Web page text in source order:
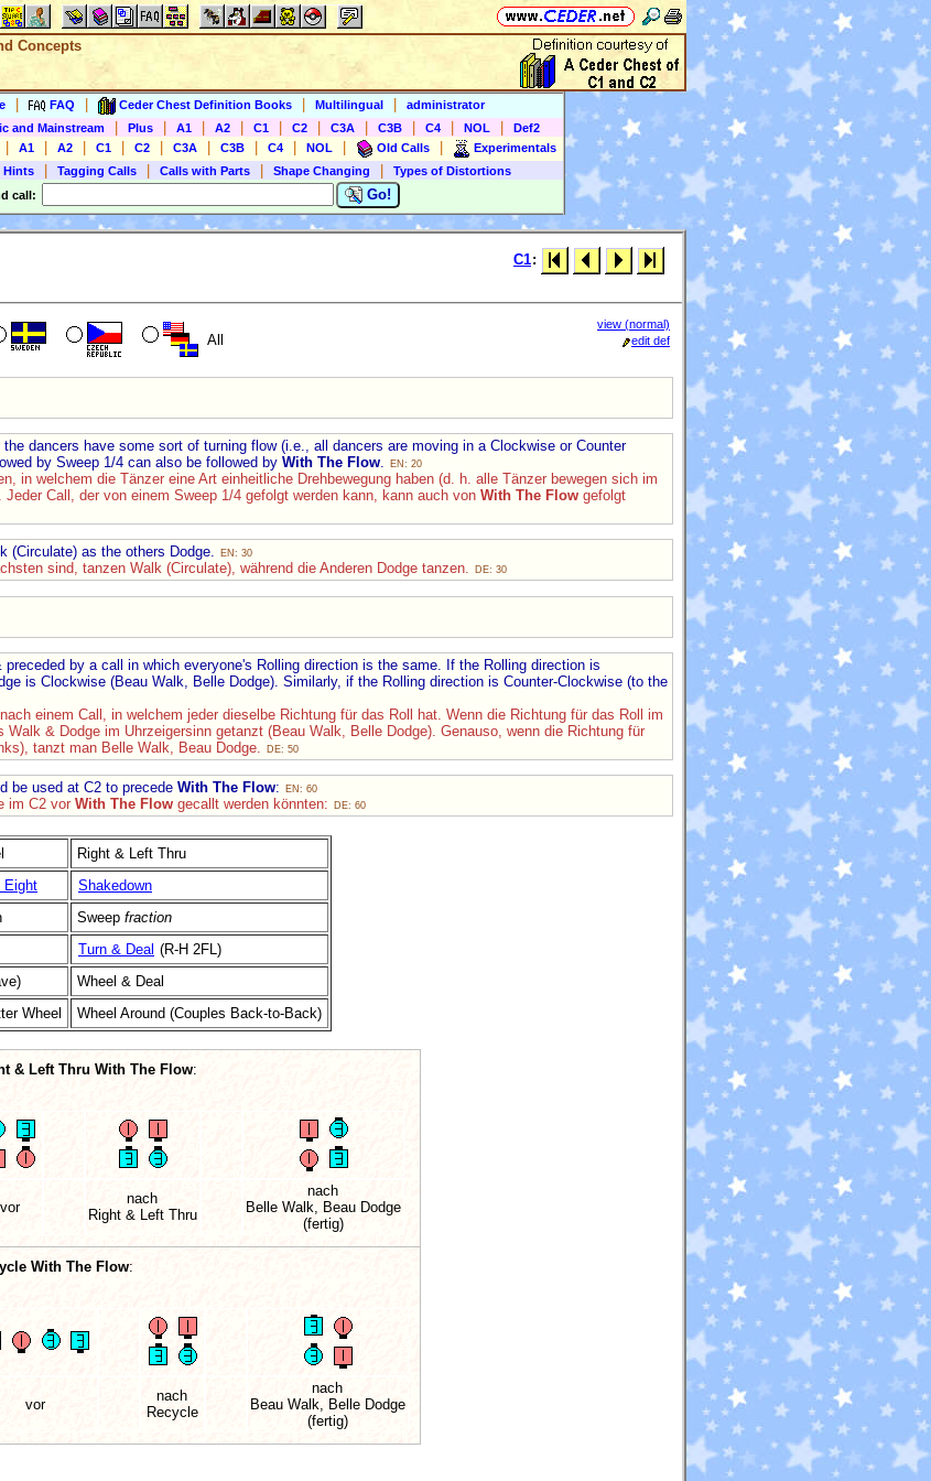
Concepts
FAQ Ceder Chest Definition Books Multilingual
administrator
and Mainstream Plus A1 A2 C1 C2 C3A C3B C4 NOL
Def2
A1 A2 C1 C2 C3A C3B C4 NOL Old Calls
Experimentals
Hints
Tagging Calls Calls with Parts Shape Changing
Types of Distortions
call: Go!
C1:
All
view (normal)
edit def
dancers have some sort of turning flow (i.e., all dancers are moving in a Clockwise or Counter
by Sweep 1/4 can also be followed by With The Flow EN: 20
in welchem die Tänzer eine Art einheitliche Drehbewegung haben (d. h. alle Tänzer bewegen sich im
Jeder Call, der von einem Sweep 1/4 gefolgt werden kann, kann auch von With The Flow gefolgt
(Circulate) as the others Dodge. EN: 30
sind, tanzen Walk (Circulate), während die Anderen Dodge tanzen. DE: 30
by a call in which everyone's Rolling direction is the same. If the Rolling direction is
is Clockwise (Beau Walk, Belle Dodge). Similarly, if the Rolling direction is Counter-Clockwise (to the
einem Call, in welchem jeder dieselbe Richtung für das Roll hat. Wenn die Richtung für das Roll im
& Dodge im Uhrzeigersinn getanzt (Beau Walk, Belle Dodge). Genauso, wenn die Richtung für
tanzt man Belle Walk, Beau Dodge.
DE: 50
be used at C2 to precede With The Flow: EN: 60
im C2 vor With The Flow gecallt werden könnten: DE: 60
Right & Left Thru
Eight
Shakedown
Sweep fraction
Turn & Deal (R-H 2FL)
Wheel & Deal
Wheel Wheel Around (Couples Back-to-Back)
& Left Thru With The Flow:
vor
nach
Right & Left Thru
nach
Belle Walk, Beau Dodge
(fertig)
With The Flow:
vor
nach
Recycle
nach
Beau Walk, Belle Dodge
(fertig)